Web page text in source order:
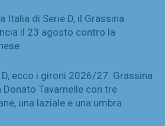
Italia di Serie D, il Grassina
il 23 agosto contro la
D, ecco i gironi 2026/27. Grassina
Donato Tavarnelle con tre
una laziale e una umbra